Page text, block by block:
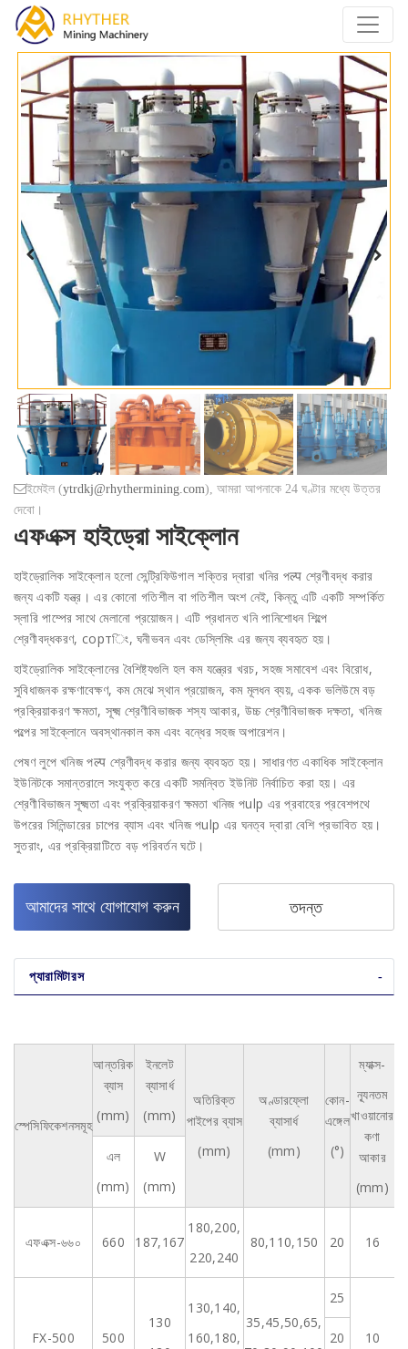
ইমেইল (ytrdkj@rhythermining.com), আমরা আপনাকে 24 ঘণ্টার মধ্যে উত্তর
দেবো।
এফএক্স হাইড্রো সাইক্লোন
হাইড্রোলিক সাইক্লোন হলো সেন্ট্রিফিউগাল শক্তির দ্বারা খনির পल्प শ্রেণীবদ্ধ করার
জন্য একটি যন্ত্র। এর কোনো গতিশীল বা গতিশীল অংশ নেই, কিন্তু এটি একটি সম্পর্কিত
স্লারি পাম্পের সাথে মেলানো প্রয়োজন। এটি প্রধানত খনি পানিশোধন শিল্পে
শ্রেণীবদ্ধকরণ, сортিং, ঘনীভবন এবং ডেস্লিমিং এর জন্য ব্যবহৃত হয়।
হাইড্রোলিক সাইক্লোনের বৈশিষ্ট্যগুলি হল কম যন্ত্রের খরচ, সহজ সমাবেশ এবং বিরোধ,
সুবিধাজনক রক্ষণাবেক্ষণ, কম মেঝে স্থান প্রয়োজন, কম মূলধন ব্যয়, একক ভলিউমে বড়
প্রক্রিয়াকরণ ক্ষমতা, সূক্ষ্ম শ্রেণীবিভাজক শস্য আকার, উচ্চ শ্রেণীবিভাজক দক্ষতা, খনিজ
পল্পের সাইক্লোনে অবস্থানকাল কম এবং বন্ধের সহজ অপারেশন।
পেষণ লুপে খনিজ পल्प শ্রেণীবদ্ধ করার জন্য ব্যবহৃত হয়। সাধারণত একাধিক সাইক্লোন
ইউনিটকে সমান্তরালে সংযুক্ত করে একটি সমন্বিত ইউনিট নির্বাচিত করা হয়। এর
শ্রেণীবিভাজন সূক্ষ্মতা এবং প্রক্রিয়াকরণ ক্ষমতা খনিজ পulp এর প্রবাহের প্রবেশপথে
উপরের সিলিন্ডারের চাপের ব্যাস এবং খনিজ পulp এর ঘনত্ব দ্বারা বেশি প্রভাবিত হয়।
সুতরাং, এর প্রক্রিয়াটিতে বড় পরিবর্তন ঘটে।
আমাদের সাথে যোগাযোগ করুন তদন্ত
প্যারামিটারস
স্পেসিফিকেশনসমূহ
আন্তরিক
ব্যাস
(mm)
ইনলেট
ব্যাসার্ধ
(mm)
অতিরিক্ত
পাইপের ব্যাস
(mm)
অণ্ডারফ্লো
ব্যাসার্ধ
(mm)
কোন-
এঙ্গেল
(°)
ম্যাক্স-
ন্যূনতম
খাওয়ানোর
কণা
আকার
(mm)
এল
(mm)
W
(mm)
এফএক্স-৬৬০ 660 187,167
180,200,
220,240
80,110,150 20 16
FX-500 500
130
130,140,
160,180,
35,45,50,65,
25
10
20